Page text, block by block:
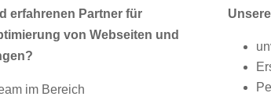
erfahrenen Partner für
von Webseiten und
im Bereich